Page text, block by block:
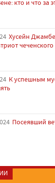
кто и что за
Хусейн
К успешным
Посеявший